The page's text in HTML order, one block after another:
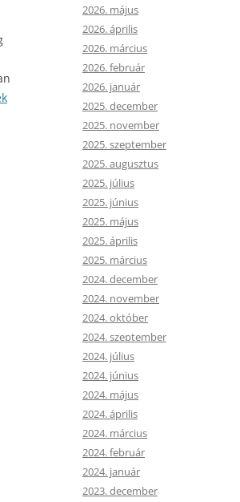
2026. május
2026. április
2026. március
2026. február
2026. január
2025. december
2025. november
2025. szeptember
2025. augusztus
2025. július
2025. június
2025. május
2025. április
2025. március
2024. december
2024. november
2024. október
2024. szeptember
2024. július
2024. június
2024. május
2024. április
2024. március
2024. február
2024. január
2023. december